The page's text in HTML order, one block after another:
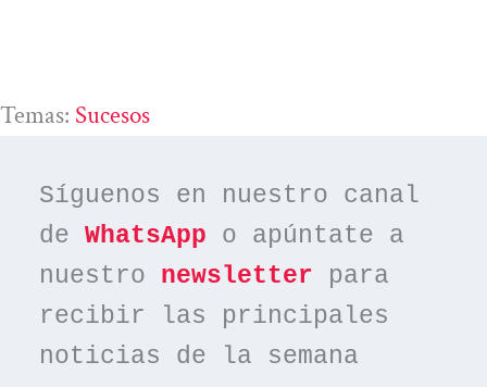
Temas: Sucesos
Síguenos en nuestro canal
de WhatsApp o apúntate a
nuestro newsletter para
recibir las principales
noticias de la semana